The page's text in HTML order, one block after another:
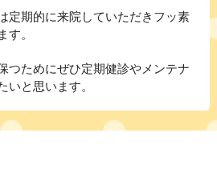
定期的に来院していただきフッ素
。
つためにぜひ定期健診やメンテナ
と思います。